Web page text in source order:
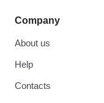
Company
About us
Help
Contacts